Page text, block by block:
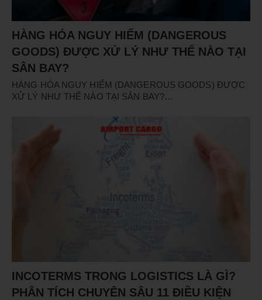
HÀNG HÓA NGUY HIỂM (DANGEROUS
GOODS) ĐƯỢC XỬ LÝ NHƯ THẾ NÀO TẠI
SÂN BAY?
HÀNG HÓA NGUY HIỂM (DANGEROUS GOODS) ĐƯỢC
XỬ LÝ NHƯ THẾ NÀO TẠI SÂN BAY?…
INCOTERMS TRONG LOGISTICS LÀ GÌ?
PHÂN TÍCH CHUYÊN SÂU 11 ĐIỀU KIỆN